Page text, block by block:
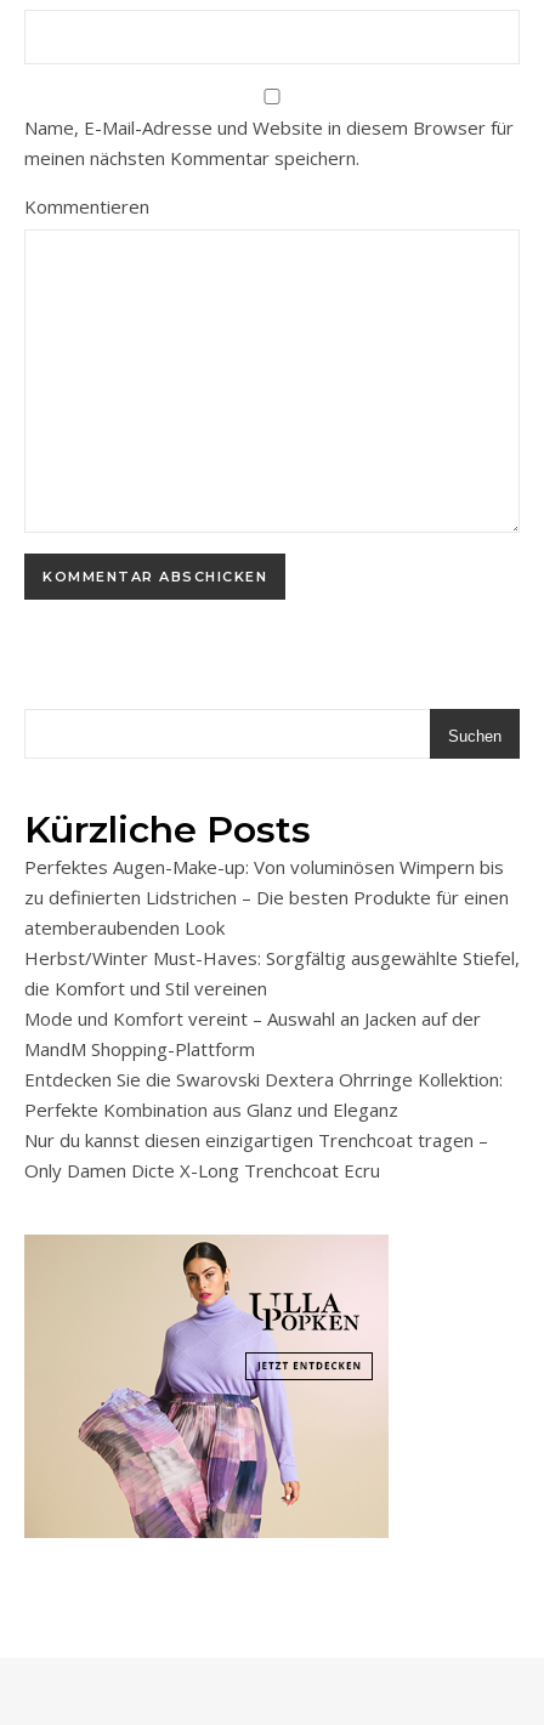
Name, E-Mail-Adresse und Website in diesem Browser für
meinen nächsten Kommentar speichern.
Kommentieren
Suchen
Kürzliche Posts
Perfektes Augen-Make-up: Von voluminösen Wimpern bis
zu definierten Lidstrichen – Die besten Produkte für einen
atemberaubenden Look
Herbst/Winter Must-Haves: Sorgfältig ausgewählte Stiefel,
die Komfort und Stil vereinen
Mode und Komfort vereint – Auswahl an Jacken auf der
MandM Shopping-Plattform
Entdecken Sie die Swarovski Dextera Ohrringe Kollektion:
Perfekte Kombination aus Glanz und Eleganz
Nur du kannst diesen einzigartigen Trenchcoat tragen –
Only Damen Dicte X-Long Trenchcoat Ecru